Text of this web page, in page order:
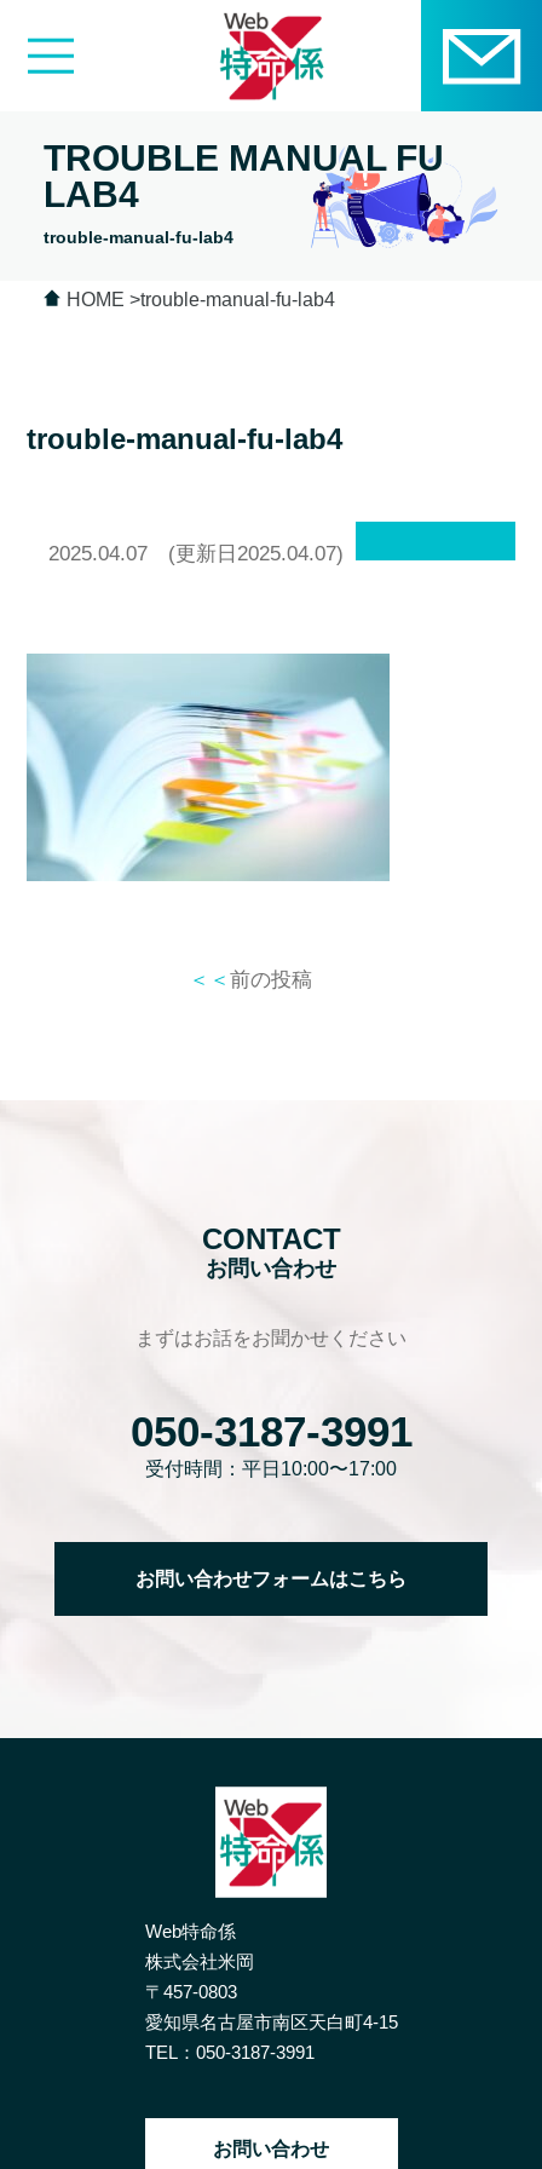
TROUBLE MANUAL FU
LAB4
trouble-manual-fu-lab4
HOME trouble-manual-fu-lab4
trouble-manual-fu-lab4
2025.04.07(更新日2025.04.07)
＜＜ 前の投稿
CONTACT
お問い合わせ
まずはお話をお聞かせください
050-3187-3991
受付時間：平日10:00〜17:00
お問い合わせフォームはこちら
Web特命係
株式会社米岡
〒457-0803
愛知県名古屋市南区天白町4-15
TEL： 050-3187-3991
お問い合わせ